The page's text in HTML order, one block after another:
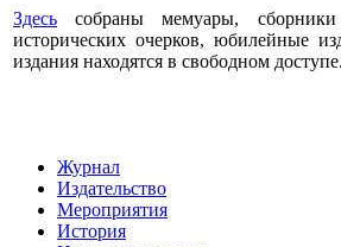
Здесь собраны мемуары,
исторических очерков, юбилейные
издания находятся в свободном доступе.
Журнал
Издательство
Мероприятия
История